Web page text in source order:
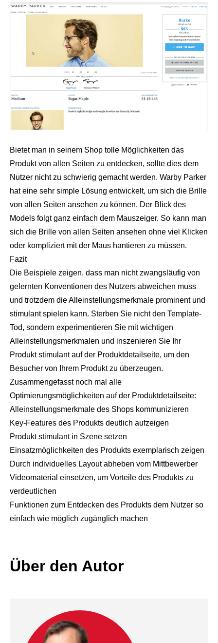
Bietet man in seinem Shop tolle Möglichkeiten das
Produkt von allen Seiten zu entdecken, sollte dies dem
Nutzer nicht zu schwierig gemacht werden. Warby Parker
hat eine sehr simple Lösung entwickelt, um sich die Brille
von allen Seiten ansehen zu können. Der Blick des
Models folgt ganz einfach dem Mauszeiger. So kann man
sich die Brille von allen Seiten ansehen ohne viel Klicken
oder kompliziert mit der Maus hantieren zu müssen.
Fazit
Die Beispiele zeigen, dass man nicht zwangsläufig von
gelernten Konventionen des Nutzers abweichen muss
und trotzdem die Alleinstellungsmerkmale prominent und
stimulant spielen kann. Sterben Sie nicht den Template-
Tod, sondern experimentieren Sie mit wichtigen
Alleinstellungsmerkmalen und inszenieren Sie Ihr
Produkt stimulant auf der Produktdetailseite, um den
Besucher von Ihrem Produkt zu überzeugen.
Zusammengefasst noch mal alle
Optimierungsmöglichkeiten auf der Produktdetailseite:
Alleinstellungsmerkmale des Shops kommunizieren
Key-Features des Produkts deutlich aufzeigen
Produkt stimulant in Szene setzen
Einsatzmöglichkeiten des Produkts exemplarisch zeigen
Durch individuelles Layout abheben vom Mittbewerber
Videomaterial einsetzen, um Vorteile des Produkts zu
verdeutlichen
Funktionen zum Entdecken des Produkts dem Nutzer so
einfach wie möglich zugänglich machen
Über den Autor